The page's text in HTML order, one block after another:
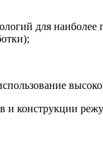
для
и конструкции